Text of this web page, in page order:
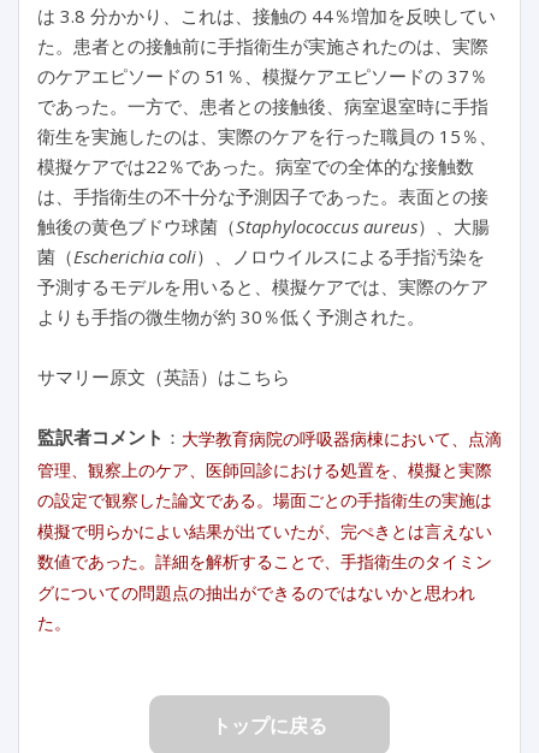
は 3.8 分かかり、これは、接触の 44％増加を反映してい
た。患者との接触前に手指衛生が実施されたのは、実際
のケアエピソードの 51％、模擬ケアエピソードの 37％
であった。一方で、患者との接触後、病室退室時に手指
衛生を実施したのは、実際のケアを行った職員の 15％、
模擬ケアでは22％であった。病室での全体的な接触数
は、手指衛生の不十分な予測因子であった。表面との接
触後の黄色ブドウ球菌（Staphylococcus aureus）、大腸
菌（Escherichia coli）、ノロウイルスによる手指汚染を
予測するモデルを用いると、模擬ケアでは、実際のケア
よりも手指の微生物が約 30％低く予測された。
サマリー原文（英語）はこちら
監訳者コメント ： 大学教育病院の呼吸器病棟において、点滴
管理、観察上のケア、医師回診における処置を、模擬と実際
の設定で観察した論文である。場面ごとの手指衛生の実施は
模擬で明らかによい結果が出ていたが、完ぺきとは言えない
数値であった。詳細を解析することで、手指衛生のタイミン
グについての問題点の抽出ができるのではないかと思われ
た。
トップに戻る